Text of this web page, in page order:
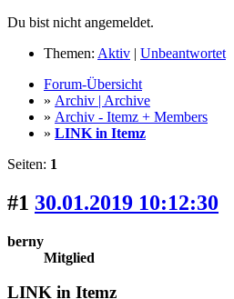
Du bist nicht angemeldet.
Themen: Aktiv | Unbeantwortet
Forum-Übersicht
» Archiv | Archive
» Archiv - Itemz + Members
» LINK in Itemz
Seiten: 1
#1 30.01.2019 10:12:30
berny
Mitglied
LINK in Itemz